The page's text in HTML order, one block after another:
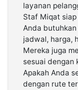
layanan
Staf Miqat
Anda
jadwal, harga,
Mereka juga
sesuai dengan
Apakah Anda
dengan rute